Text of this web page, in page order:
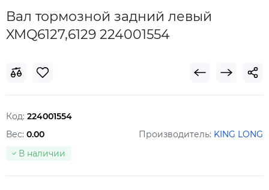
Вал тормозной задний левый
XMQ6127,6129 224001554
Код: 224001554
Производитель: KING LONG
В наличии
Вес: 0.00